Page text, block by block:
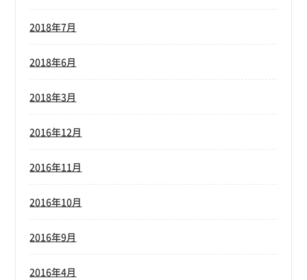
2018年7月
2018年6月
2018年3月
2016年12月
2016年11月
2016年10月
2016年9月
2016年4月